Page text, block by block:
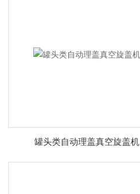
罐头类自动理盖真空旋盖机